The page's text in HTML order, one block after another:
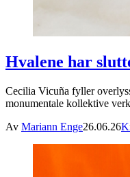
Hvalene har
Cecilia Vicuña fyller
monumentale kollektive
Av Mariann Enge26.06.26